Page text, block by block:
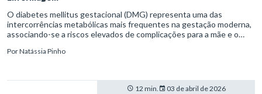
O diabetes mellitus gestacional (DMG) representa uma das
intercorrências metabólicas mais frequentes na gestação moderna,
associando-se a riscos elevados de complicações para a mãe e o
enferm
PorNatássia Pinho
12 min. 03 de abril de 2026